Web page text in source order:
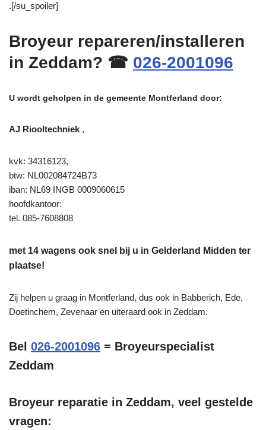
.[/su_spoiler]
Broyeur repareren/installeren
in Zeddam? ☎ 026-2001096
U wordt geholpen in de gemeente Montferland door:
AJ Riooltechniek ,
kvk: 34316123,
btw: NL002084724B73
iban: NL69 INGB 0009060615
hoofdkantoor:
tel. 085-7608808
met 14 wagens ook snel bij u in Gelderland Midden ter
plaatse!
Zij helpen u graag in Montferland, dus ook in Babberich, Ede,
Doetinchem, Zevenaar en uiteraard ook in Zeddam.
Bel 026-2001096 = Broyeurspecialist
Zeddam
Broyeur reparatie in Zeddam, veel gestelde
vragen: